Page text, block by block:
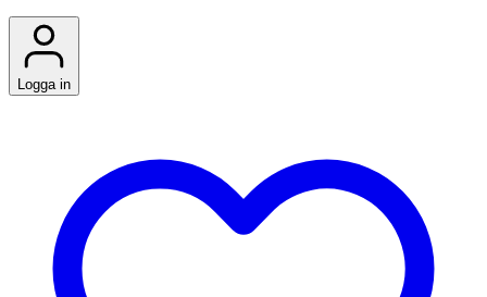
Logga in